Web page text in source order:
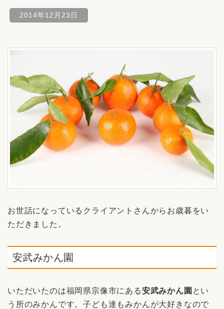
2014年12月23日
お世話になっているクライアントさんからお歳暮をい
ただきました。
安武みかん園
いただいたのは福岡県宗像市にある安武みかん園 とい
う所のみかんです。子ども達もみかんが大好きなので